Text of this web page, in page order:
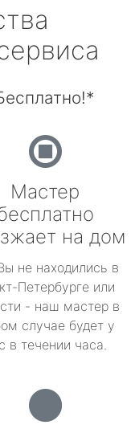
Мастер
на дом
не находились в
Петербурге или
- наш мастер в
случае будет у
в течении часа.